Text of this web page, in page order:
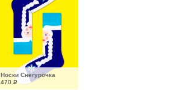
Носки Снегурочка
470 Р